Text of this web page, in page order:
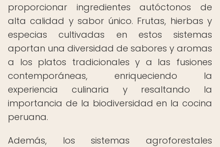
proporcionar ingredientes autóctonos de
alta calidad y sabor único. Frutas, hierbas y
especias cultivadas en estos sistemas
aportan una diversidad de sabores y aromas
a los platos tradicionales y a las fusiones
contemporáneas, enriqueciendo la
experiencia culinaria y resaltando la
importancia de la biodiversidad en la cocina
peruana.
Además, los sistemas agroforestales